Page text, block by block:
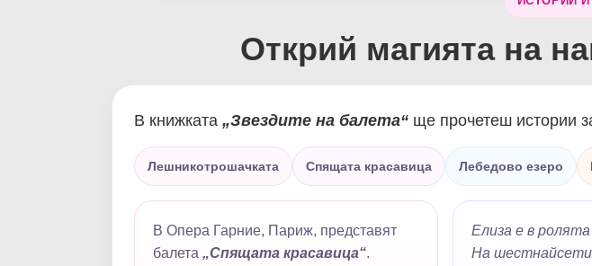
Открий магията на
В книжката „Звездите на балета“ ще прочетеш истории
Лешникотрошачката Спящата красавица Лебедово езеро
В Опера Гарние, Париж, представят
балета „Спящата красавица“.
Елиза е в
На